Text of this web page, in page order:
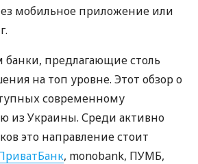
мобильное приложение или
предлагающие столь
на топ уровне. Этот обзор о
современному
из Украины. Среди активно
это направление стоит
, monobank, ПУМБ,